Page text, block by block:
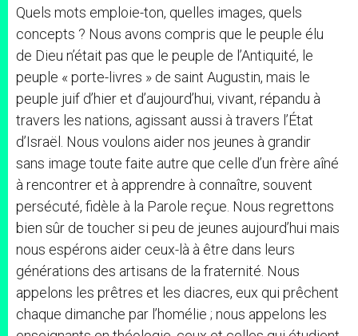
Quels mots emploie-ton, quelles images, quels
concepts ? Nous avons compris que le peuple élu
de Dieu n’était pas que le peuple de l’Antiquité, le
peuple « porte-livres » de saint Augustin, mais le
peuple juif d’hier et d’aujourd’hui, vivant, répandu à
travers les nations, agissant aussi à travers l’État
d’Israël. Nous voulons aider nos jeunes à grandir
sans image toute faite autre que celle d’un frère aîné
à rencontrer et à apprendre à connaître, souvent
persécuté, fidèle à la Parole reçue. Nous regrettons
bien sûr de toucher si peu de jeunes aujourd’hui mais
nous espérons aider ceux-là à être dans leurs
générations des artisans de la fraternité. Nous
appelons les prêtres et les diacres, eux qui prêchent
chaque dimanche par l’homélie ; nous appelons les